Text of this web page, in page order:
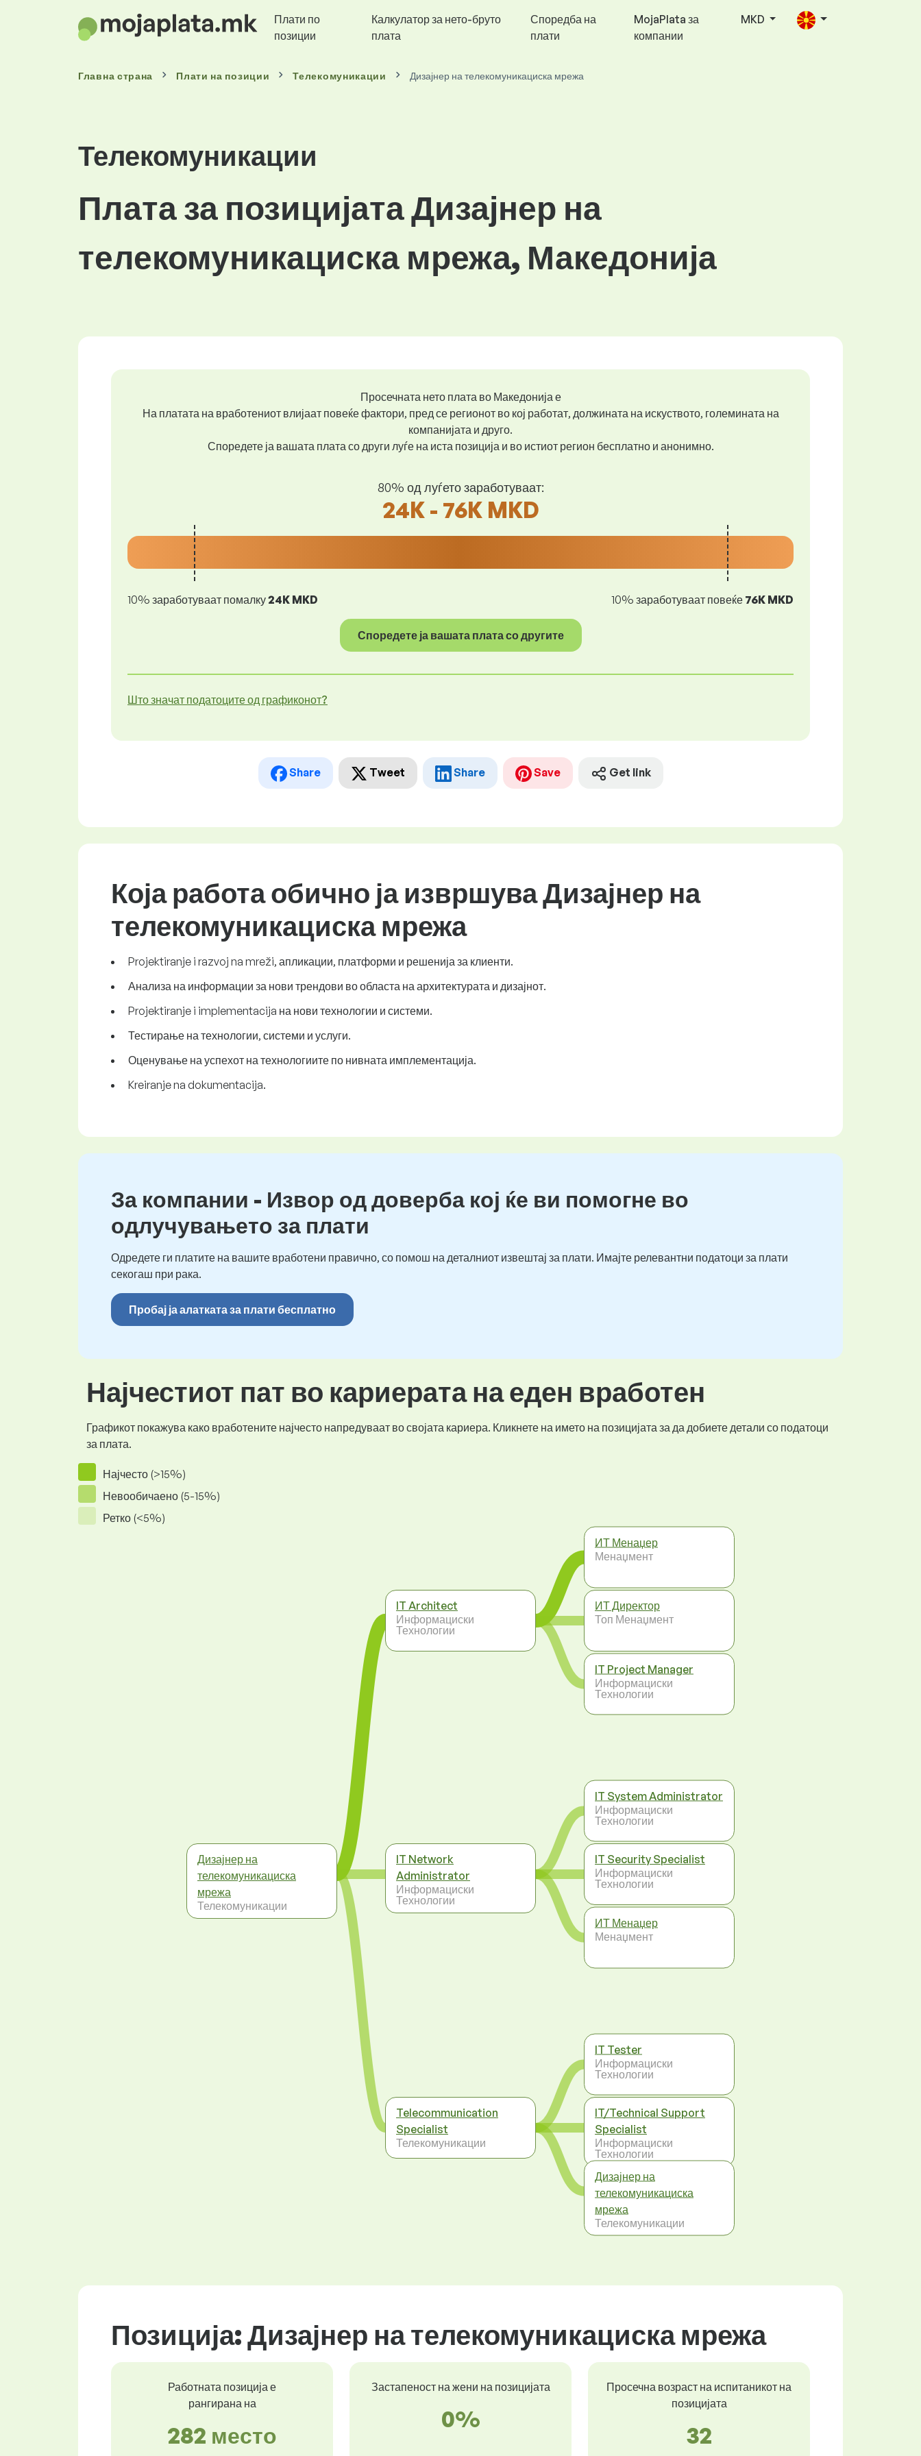
Плати по
позиции
Калкулатор за нето-бруто
плата
Споредба на
плати
MojaPlata за
компании
MKD
Главна страна Плати на позиции Телекомуникации Дизајнер на телекомуникациска мрежа
Телекомуникации
Плата за позицијата Дизајнер на
телекомуникациска мрежа, Македонија
Просечната нето плата во Македонија е
На платата на вработениот влијаат повеќе фактори, пред се регионот во кој работат, должината на искуството, големината на
компанијата и друго.
Споредете ја вашата плата со други луѓе на иста позиција и во истиот регион бесплатно и анонимно.
80% од луѓето заработуваат:
24K - 76K MKD
10% заработуваат помалку24K MKD 10% заработуваат повеќе 76K MKD
Споредете ја вашата плата со другите
Што значат податоците од графиконот?
Share Tweet Share Save Get link
Која работа обично ја извршува Дизајнер на
телекомуникациска мрежа
Projektiranje i razvoj na mreži, апликации, платформи и решенија за клиенти.
Анализа на информации за нови трендови во областа на архитектурата и дизајнот.
Projektiranje i implementacija на нови технологии и системи.
Тестирање на технологии, системи и услуги.
Оценување на успехот на технологиите по нивната имплементација.
Kreiranje na dokumentacija.
За компании - Извор од доверба кој ќе ви помогне во
одлучувањето за плати
Одредете ги платите на вашите вработени правично, со помош на деталниот извештај за плати. Имајте релевантни податоци за плати
секогаш при рака.
Пробај ја алатката за плати бесплатно
Најчестиот пат во кариерата на еден вработен
Графикот покажува како вработените најчесто напредуваат во својата кариера. Кликнете на името на позицијата за да добиете детали со податоци
за плата.
Најчесто (>15%)
Невообичаено (5-15%)
Ретко (<5%)
Дизајнер на
телекомуникациска
мрежа
Телекомуникации
IT Architect
Информациски
Технологии
IT Network
Administrator
Информациски
Технологии
Telecommunication
Specialist
Телекомуникации
ИТ Менаџер
Менаџмент
ИТ Директор
Топ Менаџмент
IT Project Manager
Информациски
Технологии
IT System Administrator
Информациски
Технологии
IT Security Specialist
Информациски
Технологии
ИТ Менаџер
Менаџмент
IT Tester
Информациски
Технологии
IT/Technical Support
Specialist
Информациски
Технологии
Дизајнер на
телекомуникациска
мрежа
Телекомуникации
Позиција: Дизајнер на телекомуникациска мрежа
Работната позиција е
рангирана на
282 место
Застапеност на жени на позицијата
0%
Просечна возраст на испитаникот на
позицијата
32